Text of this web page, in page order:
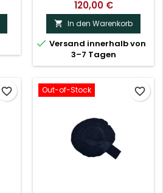
120,00 €
 In den Warenkorb
 Versand innerhalb von
3–7 Tagen
favorite_border Out-of-Stock favorite_border